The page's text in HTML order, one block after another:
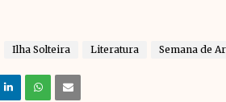
Ilha Solteira Literatura Semana de